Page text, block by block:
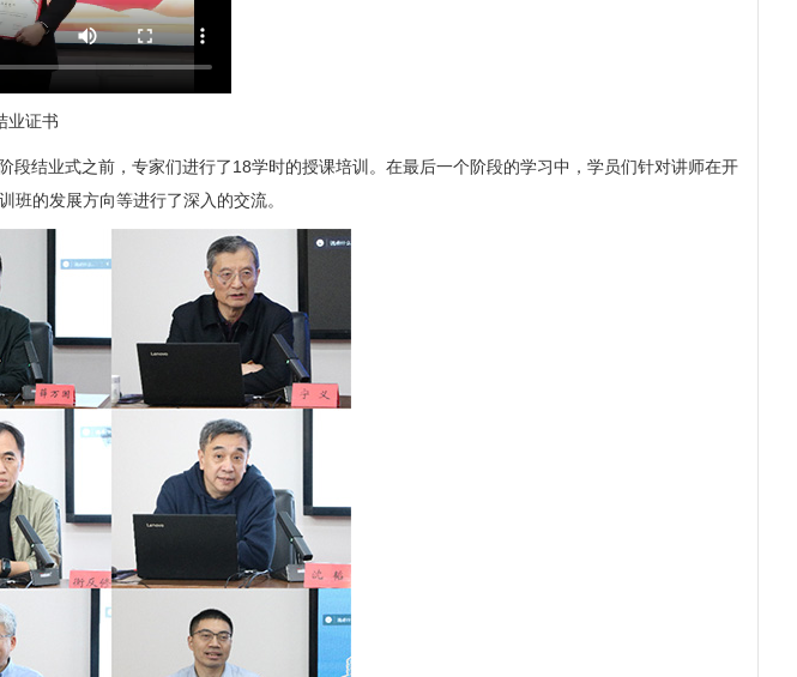
业证书
业式之前，专家们进行了18学时的授课培训。在最后一个阶段的学习中，学员们针对讲师在开
的发展方向等进行了深入的交流。